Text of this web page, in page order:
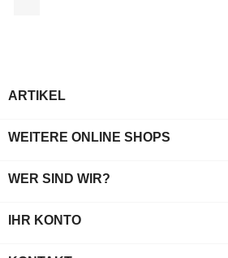
ARTIKEL
WEITERE ONLINE SHOPS
WER SIND WIR?
IHR KONTO